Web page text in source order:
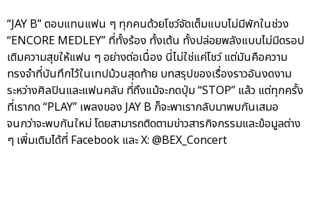
“JAY B” ตอบแทนแฟน ๆ ทุกคนด้วยโชว์จัดเต็มแบบไม่มีพักในช่วง
“ENCORE MEDLEY” ที่ทั้งร้อง ทั้งเต้น ทั้งปล่อยพลังแบบไม่มีดรอป
เติมความสุขให้แฟน ๆ อย่างต่อเนื่อง นี่ไม่ใช่แค่โชว์ แต่มันคือความ
ทรงจำที่บันทึกไว้ในเทปม้วนสุดท้าย บทสรุปของเรื่องราวอันงดงาม
ระหว่างศิลปินและแฟนคลับ ที่ถึงแม้จะกดปุ่ม “STOP” แล้ว แต่ทุกครั้ง
ที่เรากด “PLAY” เพลงของ JAY B ก็จะพาเรากลับมาพบกันเสมอ
จนกว่าจะพบกันใหม่ โดยสามารถติดตามข่าวสารกิจกรรมและข้อมูลต่าง
ๆ เพิ่มเติมได้ที่ Facebook และ X: @BEX_Concert